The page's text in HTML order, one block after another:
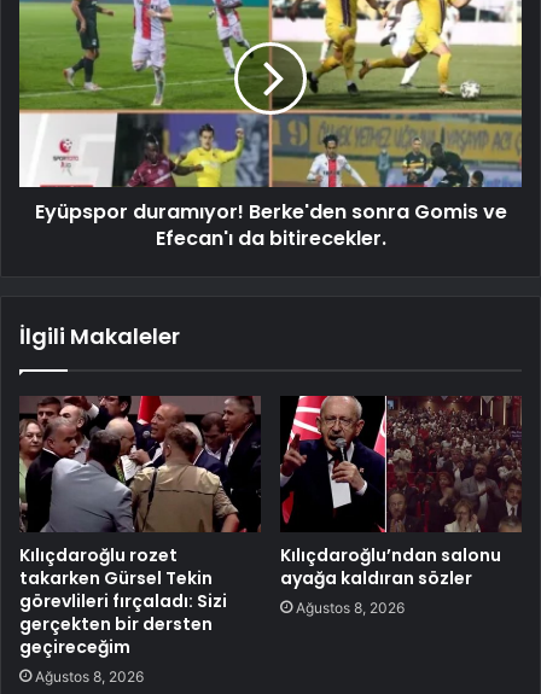
Eyüpspor duramıyor! Berke'den sonra Gomis ve
Efecan'ı da bitirecekler.
İlgili Makaleler
Kılıçdaroğlu rozet
takarken Gürsel Tekin
görevlileri fırçaladı: Sizi
gerçekten bir dersten
geçireceğim
Ağustos 8, 2026
Kılıçdaroğlu’ndan salonu
ayağa kaldıran sözler
Ağustos 8, 2026